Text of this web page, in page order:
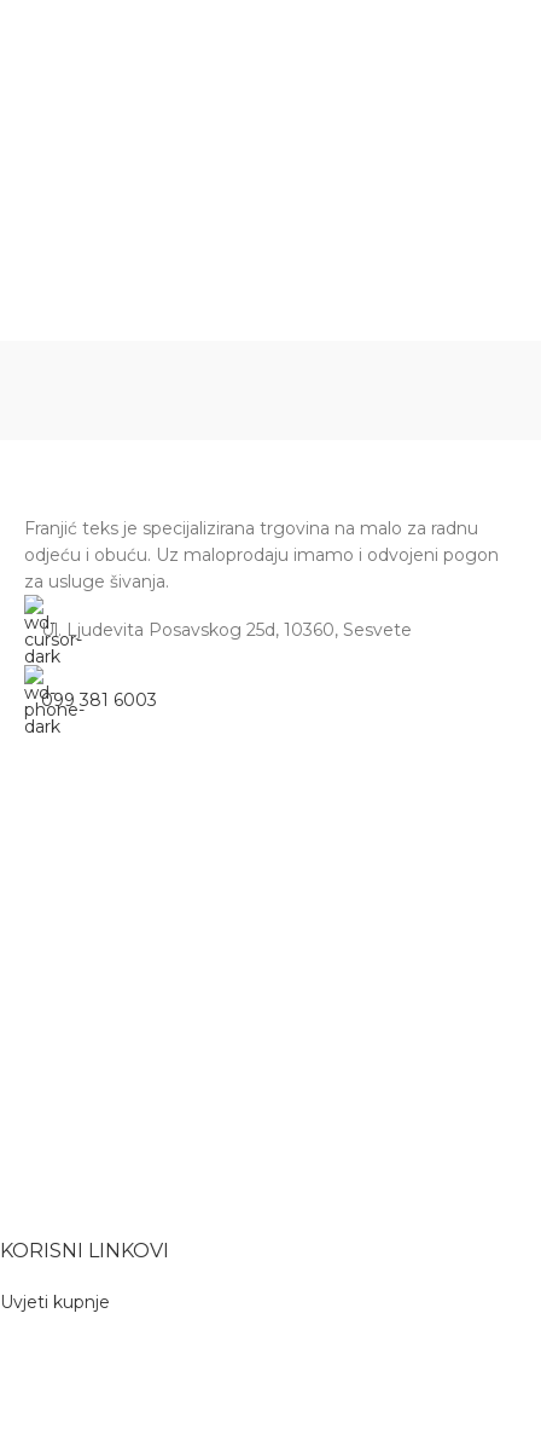
Franjić teks je specijalizirana trgovina na malo za radnu
odjeću i obuću. Uz maloprodaju imamo i odvojeni pogon
za usluge šivanja.
Ul. Ljudevita Posavskog 25d, 10360, Sesvete
099 381 6003
KORISNI LINKOVI
Uvjeti kupnje